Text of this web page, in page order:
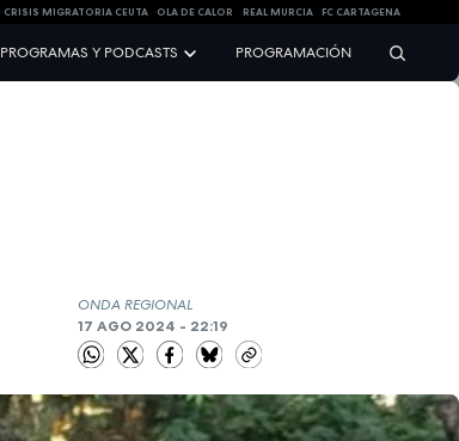
CRISIS MIGRATORIA CEUTA OLA DE CALOR REAL MURCIA FC CARTAGENA
PROGRAMAS Y PODCASTS PROGRAMACIÓN
ONDA REGIONAL
17 AGO 2024 - 22:19